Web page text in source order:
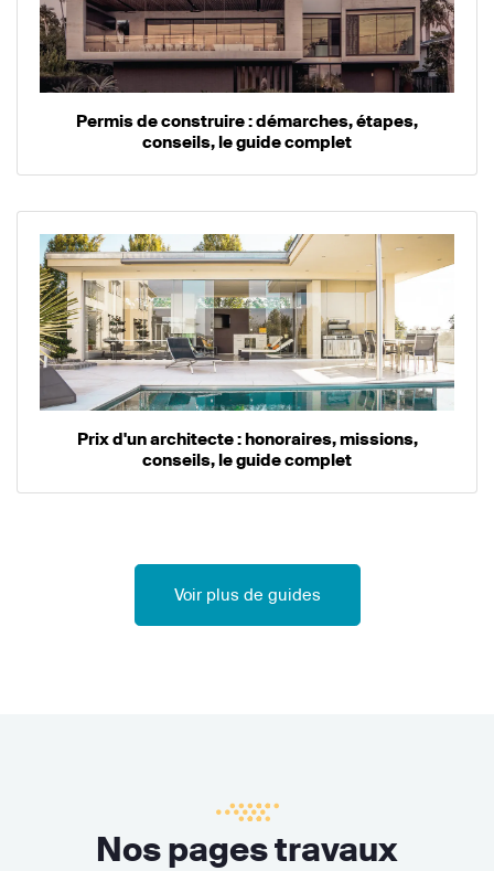
Permis de construire : démarches, étapes,
conseils, le guide complet
Prix d'un architecte : honoraires, missions,
conseils, le guide complet
Voir plus de guides
Nos pages travaux